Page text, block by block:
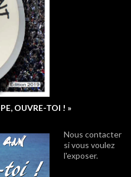
OUVRE-TOI ! »
Nous contacter
si vous voulez
l'exposer.